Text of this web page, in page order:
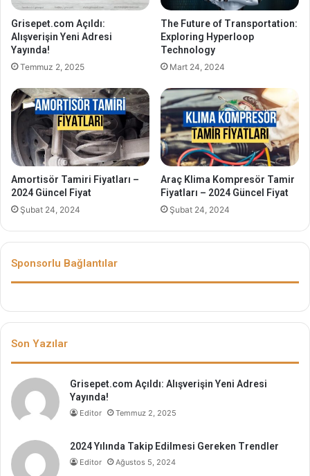
Grisepet.com Açıldı:
Alışverişin Yeni Adresi
Yayında!
Temmuz 2, 2025
The Future of Transportation:
Exploring Hyperloop
Technology
Mart 24, 2024
Amortisör Tamiri Fiyatları –
2024 Güncel Fiyat
Şubat 24, 2024
Araç Klima Kompresör Tamir
Fiyatları – 2024 Güncel Fiyat
Şubat 24, 2024
Sponsorlu Bağlantılar
Son Yazılar
Grisepet.com Açıldı: Alışverişin Yeni Adresi
Yayında!
Editor Temmuz 2, 2025
2024 Yılında Takip Edilmesi Gereken Trendler
Editor Ağustos 5, 2024